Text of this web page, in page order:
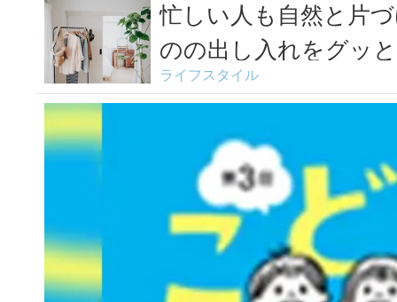
忙しい人も自然と片
のの出し入れをグッ
ア6...
ライフスタイル